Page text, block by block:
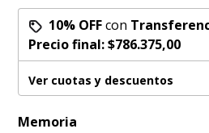
10% OFFcon
Precio final:$786.375,00
Ver cuotas y descuentos
Memoria